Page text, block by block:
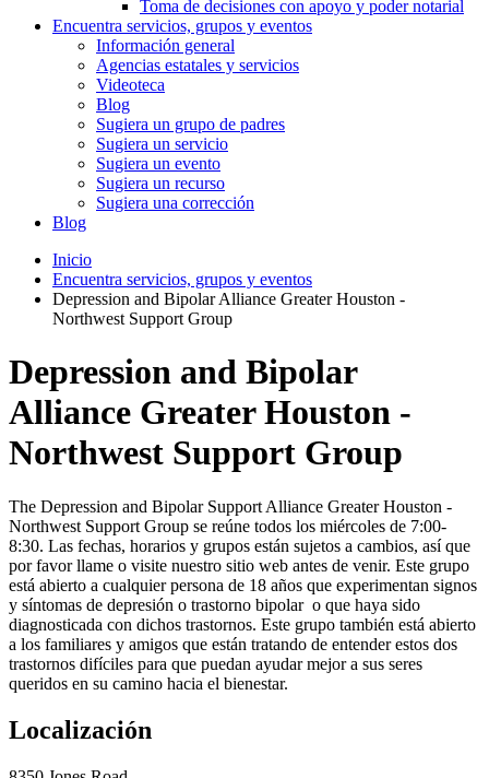
Toma de decisiones con apoyo y poder notarial
Encuentra servicios, grupos y eventos
Información general
Agencias estatales y servicios
Videoteca
Blog
Sugiera un grupo de padres
Sugiera un servicio
Sugiera un evento
Sugiera un recurso
Sugiera una corrección
Blog
Inicio
Encuentra servicios, grupos y eventos
Depression and Bipolar Alliance Greater Houston -
Northwest Support Group
Depression and Bipolar
Alliance Greater Houston -
Northwest Support Group
The Depression and Bipolar Support Alliance Greater Houston -
Northwest Support Group se reúne todos los miércoles de 7:00-
8:30. Las fechas, horarios y grupos están sujetos a cambios, así que
por favor llame o visite nuestro sitio web antes de venir. Este grupo
está abierto a cualquier persona de 18 años que experimentan signos
y síntomas de depresión o trastorno bipolar o que haya sido
diagnosticada con dichos trastornos. Este grupo también está abierto
a los familiares y amigos que están tratando de entender estos dos
trastornos difíciles para que puedan ayudar mejor a sus seres
queridos en su camino hacia el bienestar.
Localización